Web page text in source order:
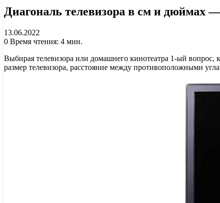
Диагональ телевизора в см и дюймах
13.06.2022
0 Время чтения: 4 мин.
Выбирая телевизора или домашнего кинотеатра 1-ый
размер телевизора, расстояние между противоположными